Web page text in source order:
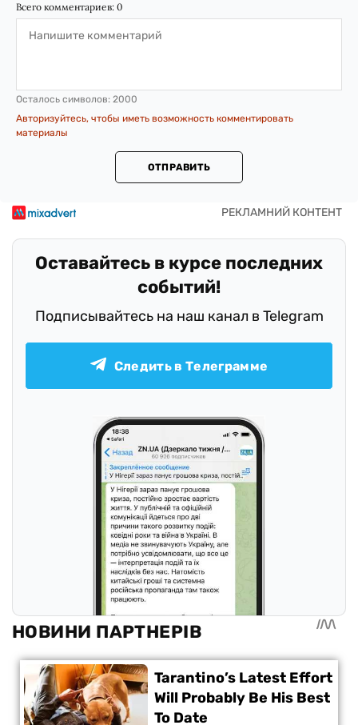
Всего комментариев: 0
Осталось символов: 2000
Авторизуйтесь, чтобы иметь возможность комментировать
материалы
ОТПРАВИТЬ
Оставайтесь в курсе последних
событий!
Подписывайтесь на наш канал в Telegram
Следить в Телеграмме